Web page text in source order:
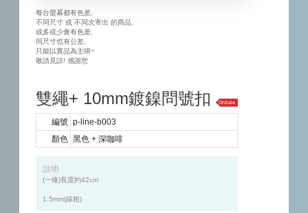
每台螢幕都有色差,
不同尺寸 或 不同次寄出 的商品,
或多或少會有色差,
同尺寸也有公差,
只能以實品為主唷~
敬請見諒! 感謝您
雙繩+ 10mm鍍鎳問號扣 OnSale
編號 p-line-b003
顏色 黑色 + 深咖啡
說明
(一條)長度約42cm
1.5mm(線粗)